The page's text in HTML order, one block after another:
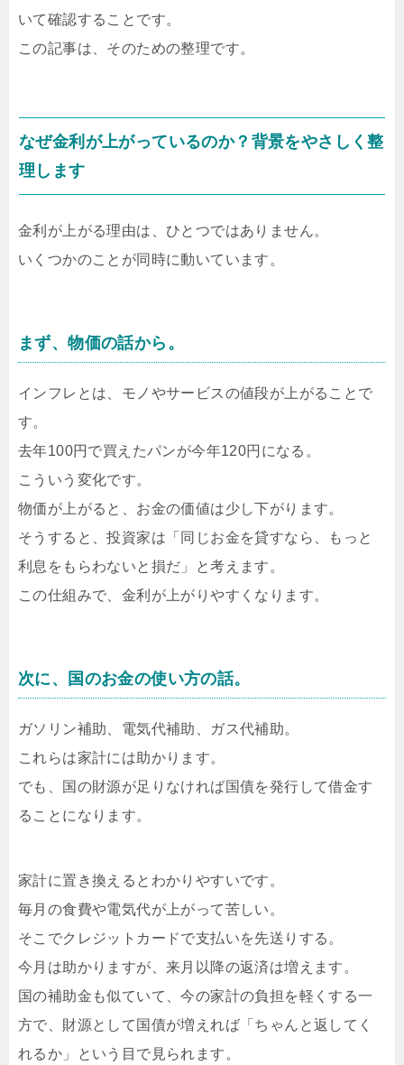
いて確認することです。
この記事は、そのための整理です。
なぜ金利が上がっているのか？背景をやさしく整
理します
金利が上がる理由は、ひとつではありません。
いくつかのことが同時に動いています。
まず、物価の話から。
インフレとは、モノやサービスの値段が上がることで
す。
去年100円で買えたパンが今年120円になる。
こういう変化です。
物価が上がると、お金の価値は少し下がります。
そうすると、投資家は「同じお金を貸すなら、もっと
利息をもらわないと損だ」と考えます。
この仕組みで、金利が上がりやすくなります。
次に、国のお金の使い方の話。
ガソリン補助、電気代補助、ガス代補助。
これらは家計には助かります。
でも、国の財源が足りなければ国債を発行して借金す
ることになります。
家計に置き換えるとわかりやすいです。
毎月の食費や電気代が上がって苦しい。
そこでクレジットカードで支払いを先送りする。
今月は助かりますが、来月以降の返済は増えます。
国の補助金も似ていて、今の家計の負担を軽くする一
方で、財源として国債が増えれば「ちゃんと返してく
れるか」という目で見られます。